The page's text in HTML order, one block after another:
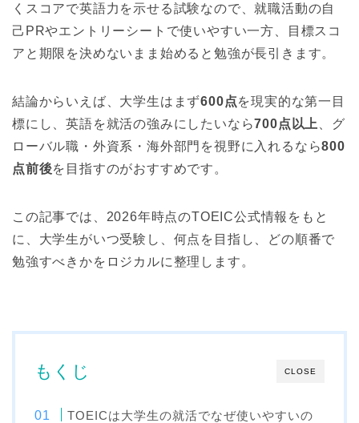
くスコアで英語力を示せる試験なので、就職活動の自
己PRやエントリーシートで使いやすい一方、目標スコ
アと期限を決めないまま始めると勉強が長引きます。
結論からいえば、大学生はまず600点を現実的な第一目
標にし、英語を就活の強みにしたいなら700点以上
、グ
ローバル職・外資系・海外部門を視野に入れるなら800
点前後を目指すのがおすすめです。
この記事では、2026年時点のTOEIC公式情報をもと
に、大学生がいつ受験し、何点を目指し、どの順番で
勉強すべきかをロジカルに整理します。
CLOSE
もくじ
TOEICは大学生の就活でなぜ使いやすいの